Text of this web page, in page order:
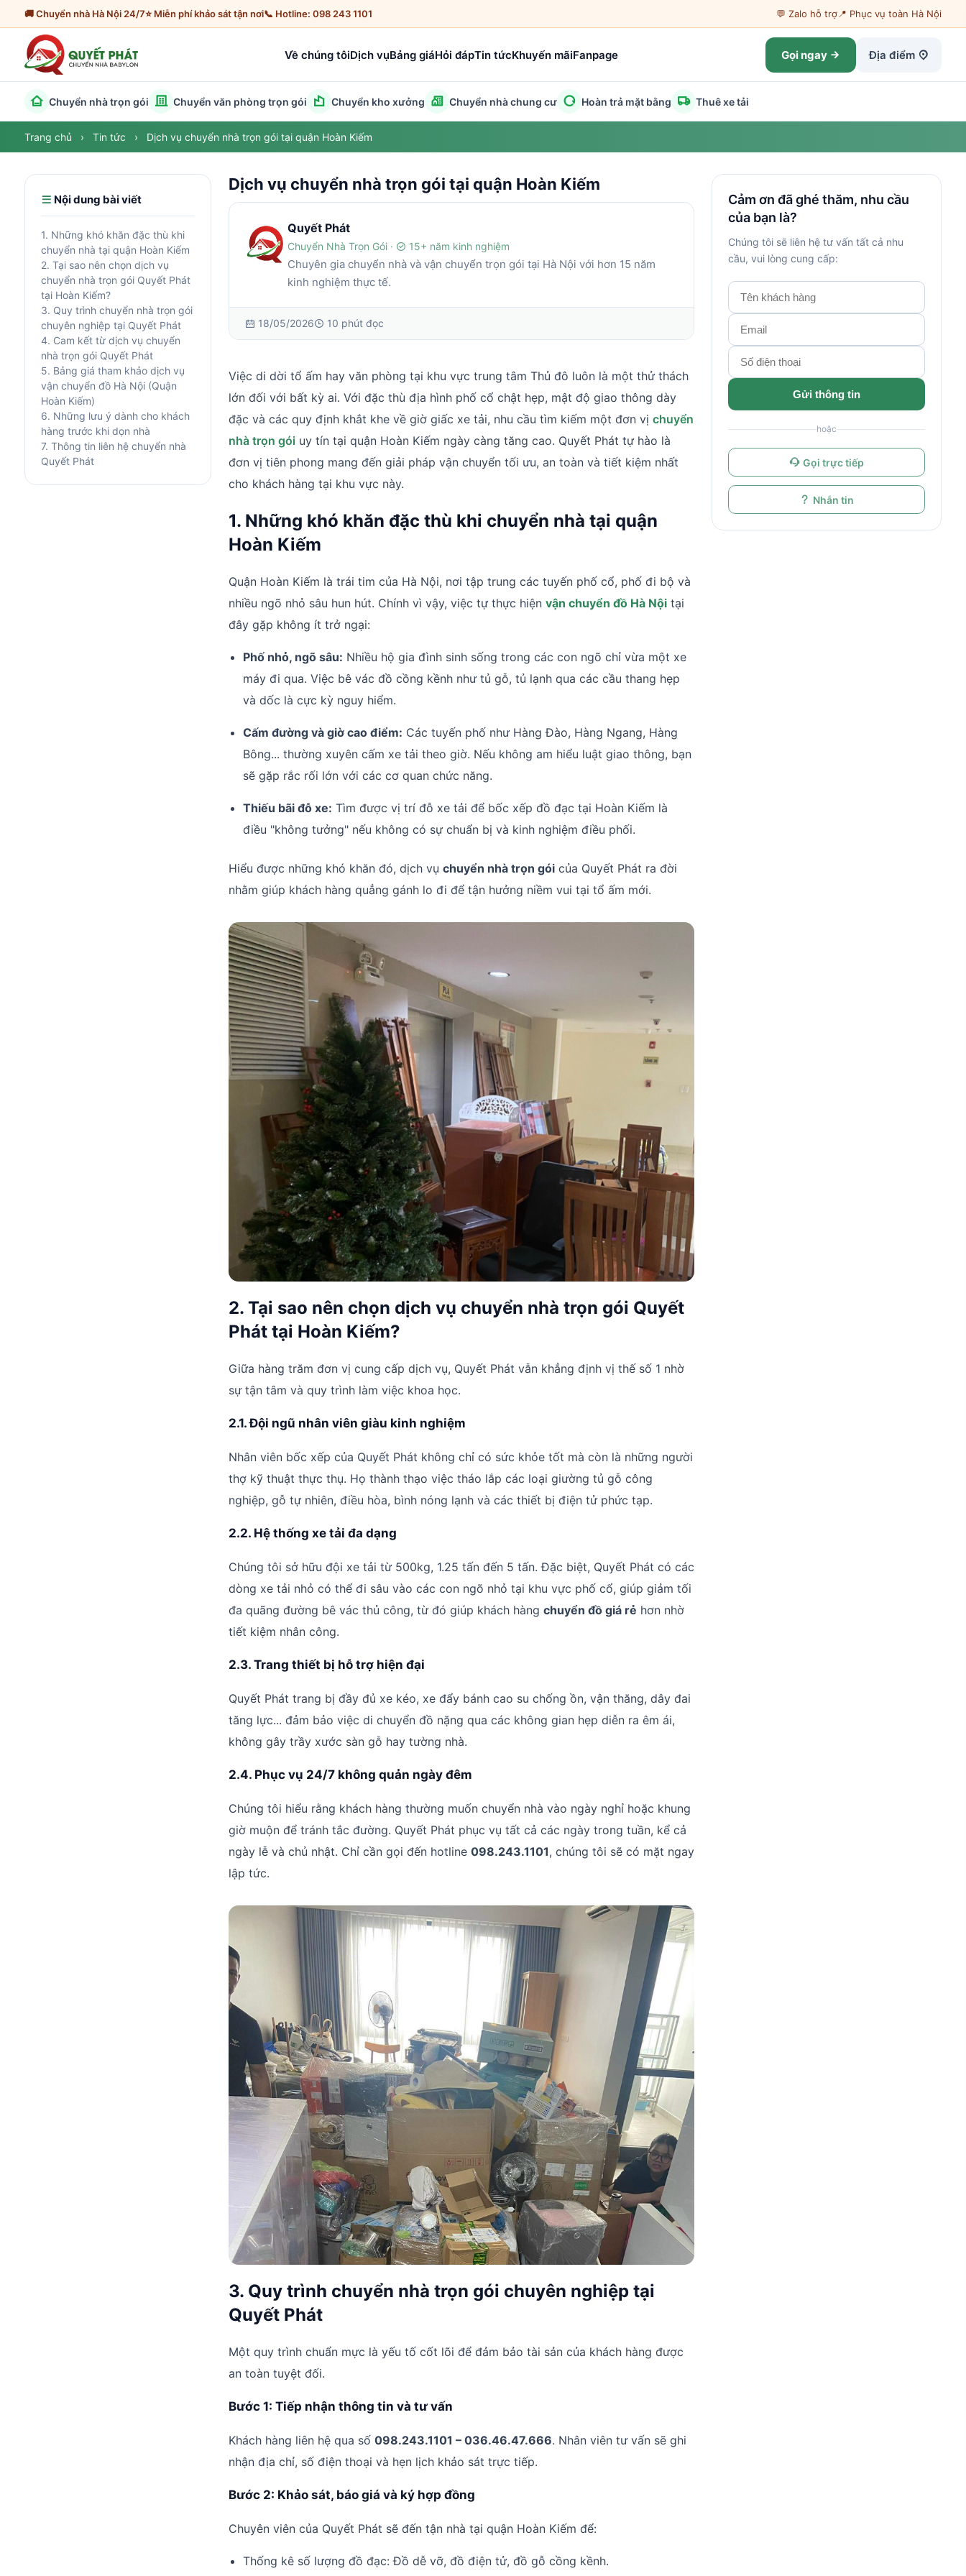
🚚 Chuyển nhà Hà Nội 24/7⭐ Miễn phí khảo sát tận nơi📞 Hotline: 098 243 1101 💬 Zalo hỗ trợ📍 Phục vụ toàn Hà Nội
Về chúng tôiDịch vụBảng giáHỏi đápTin tứcKhuyến mãiFanpage Gọi ngay Địa điểm
Chuyển nhà trọn gói Chuyển văn phòng trọn gói Chuyển kho xưởng Chuyển nhà chung cư Hoàn trả mặt bằng Thuê xe tải
Trang chủ › Tin tức › Dịch vụ chuyển nhà trọn gói tại quận Hoàn Kiếm
Nội dung bài viết
1. Những khó khăn đặc thù khi
chuyển nhà tại quận Hoàn Kiếm
2. Tại sao nên chọn dịch vụ
chuyển nhà trọn gói Quyết Phát
tại Hoàn Kiếm?
3. Quy trình chuyển nhà trọn gói
chuyên nghiệp tại Quyết Phát
4. Cam kết từ dịch vụ chuyển
nhà trọn gói Quyết Phát
5. Bảng giá tham khảo dịch vụ
vận chuyển đồ Hà Nội (Quận
Hoàn Kiếm)
6. Những lưu ý dành cho khách
hàng trước khi dọn nhà
7. Thông tin liên hệ chuyển nhà
Quyết Phát
Dịch vụ chuyển nhà trọn gói tại quận Hoàn Kiếm
Quyết Phát
Chuyển Nhà Trọn Gói · 15+ năm kinh nghiệm
Chuyên gia chuyển nhà và vận chuyển trọn gói tại Hà Nội với hơn 15 năm
kinh nghiệm thực tế.
18/05/2026 10 phút đọc
Việc di dời tổ ấm hay văn phòng tại khu vực trung tâm Thủ đô luôn là một thử thách
lớn đối với bất kỳ ai. Với đặc thù địa hình phố cổ chật hẹp, mật độ giao thông dày
đặc và các quy định khắt khe về giờ giấc xe tải, nhu cầu tìm kiếm một đơn vị chuyển
nhà trọn gói uy tín tại quận Hoàn Kiếm ngày càng tăng cao. Quyết Phát tự hào là
đơn vị tiên phong mang đến giải pháp vận chuyển tối ưu, an toàn và tiết kiệm nhất
cho khách hàng tại khu vực này.
1. Những khó khăn đặc thù khi chuyển nhà tại quận
Hoàn Kiếm
Quận Hoàn Kiếm là trái tim của Hà Nội, nơi tập trung các tuyến phố cổ, phố đi bộ và
nhiều ngõ nhỏ sâu hun hút. Chính vì vậy, việc tự thực hiện vận chuyển đồ Hà Nộitại
đây gặp không ít trở ngại:
Phố nhỏ, ngõ sâu: Nhiều hộ gia đình sinh sống trong các con ngõ chỉ vừa một xe
máy đi qua. Việc bê vác đồ cồng kềnh như tủ gỗ, tủ lạnh qua các cầu thang hẹp
và dốc là cực kỳ nguy hiểm.
Cấm đường và giờ cao điểm: Các tuyến phố như Hàng Đào, Hàng Ngang, Hàng
Bông... thường xuyên cấm xe tải theo giờ. Nếu không am hiểu luật giao thông, bạn
sẽ gặp rắc rối lớn với các cơ quan chức năng.
Thiếu bãi đỗ xe: Tìm được vị trí đỗ xe tải để bốc xếp đồ đạc tại Hoàn Kiếm là
điều "không tưởng" nếu không có sự chuẩn bị và kinh nghiệm điều phối.
Hiểu được những khó khăn đó, dịch vụ chuyển nhà trọn góicủa Quyết Phát ra đời
nhằm giúp khách hàng quẳng gánh lo đi để tận hưởng niềm vui tại tổ ấm mới.
2. Tại sao nên chọn dịch vụ chuyển nhà trọn gói Quyết
Phát tại Hoàn Kiếm?
Giữa hàng trăm đơn vị cung cấp dịch vụ, Quyết Phát vẫn khẳng định vị thế số 1 nhờ
sự tận tâm và quy trình làm việc khoa học.
2.1. Đội ngũ nhân viên giàu kinh nghiệm
Nhân viên bốc xếp của Quyết Phát không chỉ có sức khỏe tốt mà còn là những người
thợ kỹ thuật thực thụ. Họ thành thạo việc tháo lắp các loại giường tủ gỗ công
nghiệp, gỗ tự nhiên, điều hòa, bình nóng lạnh và các thiết bị điện tử phức tạp.
2.2. Hệ thống xe tải đa dạng
Chúng tôi sở hữu đội xe tải từ 500kg, 1.25 tấn đến 5 tấn. Đặc biệt, Quyết Phát có các
dòng xe tải nhỏ có thể đi sâu vào các con ngõ nhỏ tại khu vực phố cổ, giúp giảm tối
đa quãng đường bê vác thủ công, từ đó giúp khách hàng chuyển đồ giá rẻ hơn nhờ
tiết kiệm nhân công.
2.3. Trang thiết bị hỗ trợ hiện đại
Quyết Phát trang bị đầy đủ xe kéo, xe đẩy bánh cao su chống ồn, vận thăng, dây đai
tăng lực... đảm bảo việc di chuyển đồ nặng qua các không gian hẹp diễn ra êm ái,
không gây trầy xước sàn gỗ hay tường nhà.
2.4. Phục vụ 24/7 không quản ngày đêm
Chúng tôi hiểu rằng khách hàng thường muốn chuyển nhà vào ngày nghỉ hoặc khung
giờ muộn để tránh tắc đường. Quyết Phát phục vụ tất cả các ngày trong tuần, kể cả
ngày lễ và chủ nhật. Chỉ cần gọi đến hotline 098.243.1101, chúng tôi sẽ có mặt ngay
lập tức.
3. Quy trình chuyển nhà trọn gói chuyên nghiệp tại
Quyết Phát
Một quy trình chuẩn mực là yếu tố cốt lõi để đảm bảo tài sản của khách hàng được
an toàn tuyệt đối.
Bước 1: Tiếp nhận thông tin và tư vấn
Khách hàng liên hệ qua số 098.243.1101 – 036.46.47.666. Nhân viên tư vấn sẽ ghi
nhận địa chỉ, số điện thoại và hẹn lịch khảo sát trực tiếp.
Bước 2: Khảo sát, báo giá và ký hợp đồng
Chuyên viên của Quyết Phát sẽ đến tận nhà tại quận Hoàn Kiếm để:
Thống kê số lượng đồ đạc: Đồ dễ vỡ, đồ điện tử, đồ gỗ cồng kềnh.
Cảm ơn đã ghé thăm, nhu cầu
của bạn là?
Chúng tôi sẽ liên hệ tư vấn tất cả nhu
cầu, vui lòng cung cấp:
Gửi thông tin
hoặc
Gọi trực tiếp
Nhắn tin